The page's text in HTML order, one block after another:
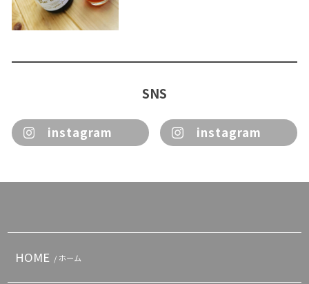
SNS
instagram instagram
HOME / ホーム